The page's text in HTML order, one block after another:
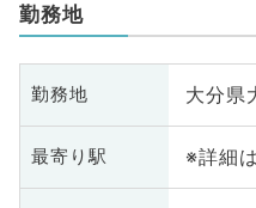
勤務地
勤務地 大分県
最寄り駅 ※詳細